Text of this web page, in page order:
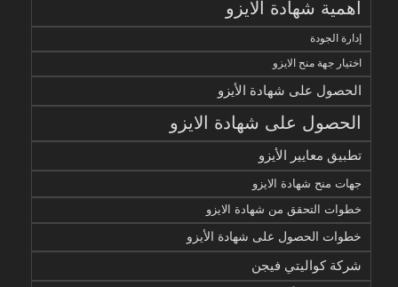
أهمية شهادة الايزو
إدارة الجودة
اختيار جهة منح الايزو
الحصول على شهادة الأيزو
الحصول على شهادة الايزو
تطبيق معايير الأيزو
جهات منح شهادة الايزو
خطوات التحقق من شهادة الايزو
خطوات الحصول على شهادة الأيزو
شركة كواليتي فيجن